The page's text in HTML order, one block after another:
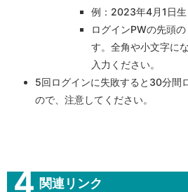
例：2023年4月1日
ログインPWの先頭
す。全角や小文字に
入力ください。
5回ログインに失敗すると30分間
ので、注意してください。
関連リンク